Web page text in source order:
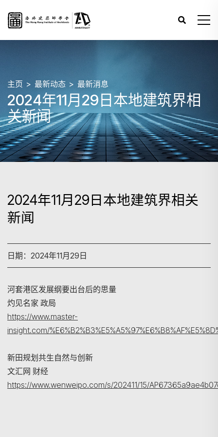
主页 最新动态 最新消息
2024年11月29日本地建筑界相
关新闻
2024年11月29日本地建筑界相关
新闻
日期：2024年11月29日
河套港区发展纲要出台后的思量
灼见名家 政局
https://www.master-
insight.com/
新田规划共生自然与创新
文汇网 财经
https://www.wenweipo.com/s/202411/15/